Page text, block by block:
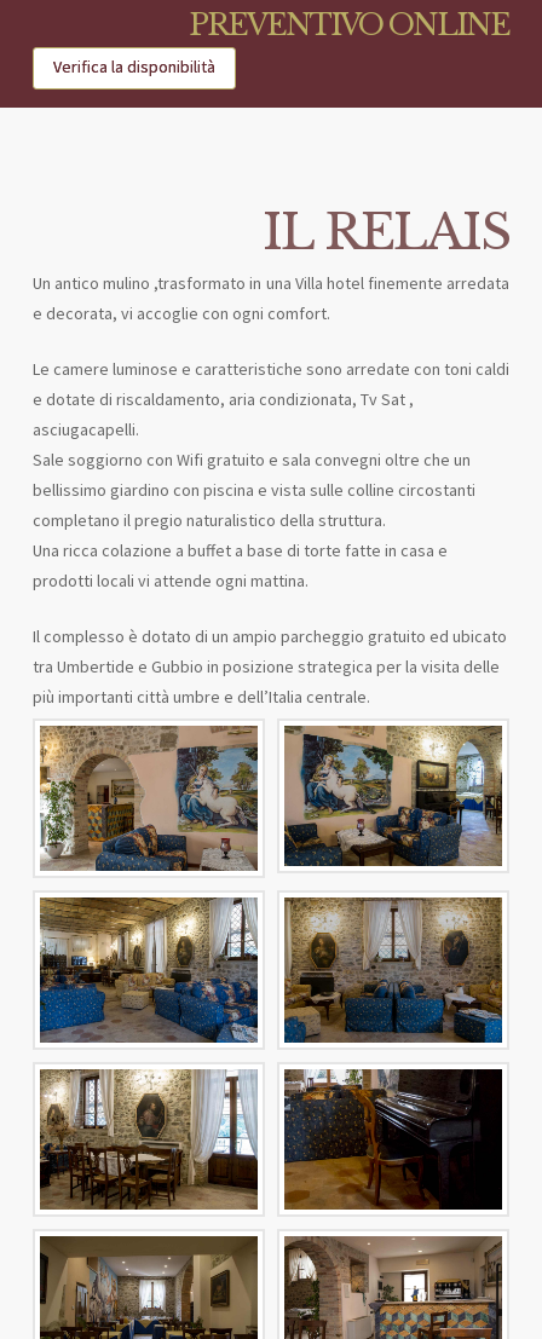
PREVENTIVO ONLINE
Verifica la disponibilità
IL RELAIS
Un antico mulino ,trasformato in una Villa hotel finemente arredata
e decorata, vi accoglie con ogni comfort.
Le camere luminose e caratteristiche sono arredate con toni caldi
e dotate di riscaldamento, aria condizionata, Tv Sat ,
asciugacapelli.
Sale soggiorno con Wifi gratuito e sala convegni oltre che un
bellissimo giardino con piscina e vista sulle colline circostanti
completano il pregio naturalistico della struttura.
Una ricca colazione a buffet a base di torte fatte in casa e
prodotti locali vi attende ogni mattina.
Il complesso è dotato di un ampio parcheggio gratuito ed ubicato
tra Umbertide e Gubbio in posizione strategica per la visita delle
più importanti città umbre e dell’Italia centrale.